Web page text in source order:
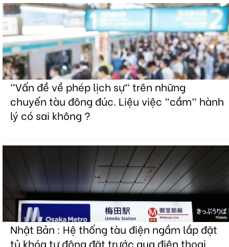
"Vấn đề về phép lịch sự" trên những
chuyến tàu đông đúc. Liệu việc "cầm" hành
lý có sai không ?
Nhật Bản : Hệ thống tàu điện ngầm lắp đặt
tủ khóa tự động đặt trước qua điện thoại